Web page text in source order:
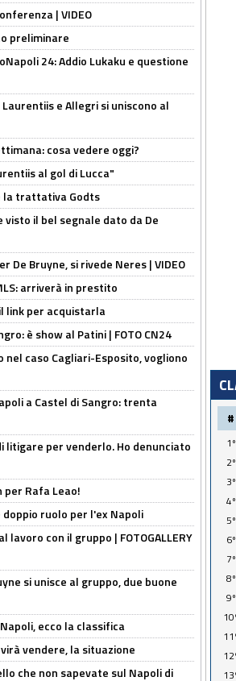
| VIDEO
preliminare
24: Addio Lukaku e questione
e Allegri si uniscono al
cosa vedere oggi?
al gol di Lucca"
la trattativa Godts
il bel segnale dato da De
De Bruyne, si rivede Neres | VIDEO
arriverà in prestito
link per acquistarla
è show al Patini | FOTO CN24
nel caso Cagliari-Esposito, vogliono
a Castel di Sangro: trenta
litigare per venderlo. Ho denunciato
Rafa Leao!
ruolo per l'ex Napoli
con il gruppo | FOTOGALLERY
si unisce al gruppo, due buone
ecco la classifica
vendere, la situazione
che non sapevate sul Napoli di
#
1º
2º
3º
4º
5º
6º
7º
8º
9º